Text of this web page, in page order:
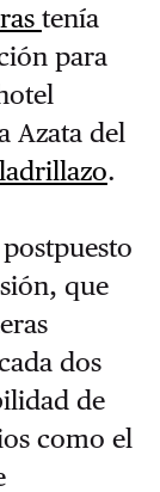
tenía
para
Azata del
.
que
dos
de
como el